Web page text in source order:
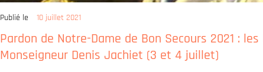
Pardon de Notre-Dame de Bon Secours 2021 :
Monseigneur Denis Jachiet (3 et 4 juillet)
Publié le 10 juillet 2021